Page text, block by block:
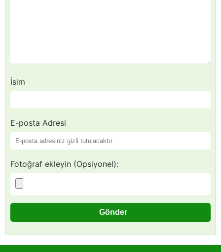
İsim
E-posta Adresi
Fotoğraf ekleyin (Opsiyonel):